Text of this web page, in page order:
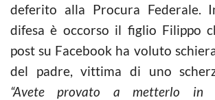
deferito alla Procura Federale.
difesa è occorso il figlio Filippo
post su Facebook ha voluto
del padre, vittima di uno
“Avete provato a metterlo in